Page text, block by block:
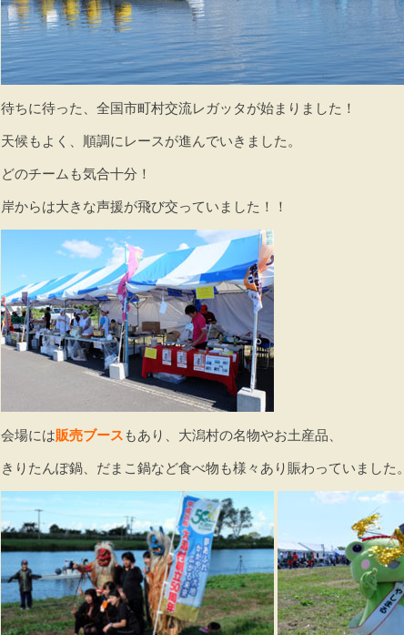
待ちに待った、全国市町村交流レガッタが始まりました！
天候もよく、順調にレースが進んでいきました。
どのチームも気合十分！
岸からは大きな声援が飛び交っていました！！
会場には販売ブース もあり、大潟村の名物やお土産品、
きりたんぽ鍋、だまこ鍋など食べ物も様々あり賑わっていました。